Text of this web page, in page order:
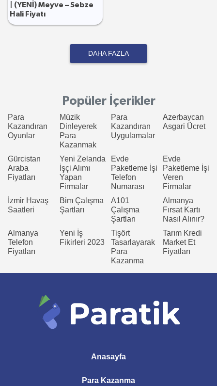
| (YENİ) Meyve – Sebze
Hali Fiyatı
DAHA FAZLA
Popüler İçerikler
Para
Kazandıran
Oyunlar
Müzik
Dinleyerek
Para
Kazanmak
Para
Kazandıran
Uygulamalar
Azerbaycan
Asgari Ücret
Gürcistan
Araba
Fiyatları
Yeni Zelanda
İşçi Alımı
Yapan
Firmalar
Evde
Paketleme İşi
Telefon
Numarası
Evde
Paketleme İşi
Veren
Firmalar
İzmir Havaş
Saatleri
Bim Çalışma
Şartları
A101
Çalışma
Şartları
Almanya
Fırsat Kartı
Nasıl Alınır?
Almanya
Telefon
Fiyatları
Yeni İş
Fikirleri 2023
Tişört
Tasarlayarak
Para
Kazanma
Tarım Kredi
Market Et
Fiyatları
Anasayfa
Para Kazanma